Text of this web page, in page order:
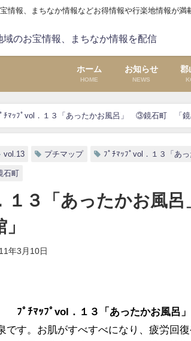
情報、まちなか情報などお得情報や行楽地情報が満
ホーム
HOME
お知らせ
NEWS
郡
ﾁﾏｯﾌﾟvol．１３「あったかお風呂」 ③鏡石町 「
vol.13 プチマップ ﾌﾟﾁﾏｯﾌﾟvol．１３「あっ
石町
１３「あったかお
年3月10日
ﾌﾟﾁﾏｯﾌﾟvol．１３「あったかお風
です。お肌がすべすべになり、疲労回